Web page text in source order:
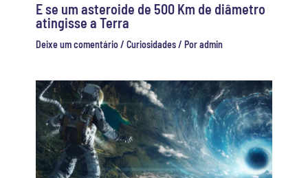
E se um asteroide de 500 Km de diâmetro
atingisse a Terra
Deixe um comentário/ Curiosidades/ Poradmin